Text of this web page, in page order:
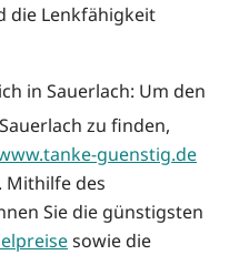
die Lenkfähigkeit
in Sauerlach: Um den
zu finden,
guenstig.de
Mithilfe des
Sie die günstigsten
sowie die